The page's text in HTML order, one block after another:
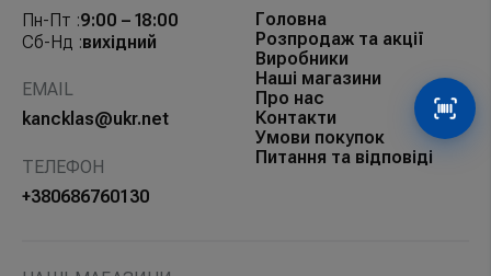
Пн-Пт :9:00 – 18:00
Сб-Нд :вихідний
EMAIL
kancklas@ukr.net
ТЕЛЕФОН
+380686760130
Головна
Розпродаж та акції
Виробники
Наші магазини
Про нас
Контакти
Умови покупок
Питання та відповіді